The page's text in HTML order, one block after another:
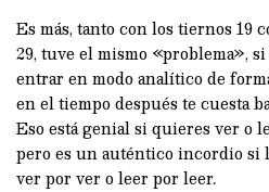
Es más, tanto con los tiernos 19
29, tuve el mismo «problema»,
entrar en modo analítico de
en el tiempo después te cuesta
Eso está genial si quieres ver o
pero es un auténtico incordio si
ver por ver o leer por leer.